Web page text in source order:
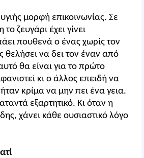
μορφή επικοινωνίας. Σε
ζευγάρι έχει γίνει
πουθενά ο ένας χωρίς τον
θελήσει να δει τον έναν από
θα είναι για το πρώτο
κι ο άλλος επειδή να
κρίμα να μην πει ένα γεια.
εξαρτητικό. Κι όταν η
χάνει κάθε ουσιαστικό λόγο